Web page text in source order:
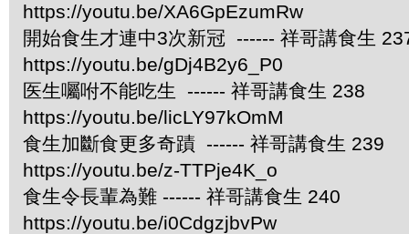
https://youtu.be/XA6GpEzumRw
開始食生才連中3次新冠 ------ 祥哥講食生
https://youtu.be/gDj4B2y6_P0
医生囑咐不能吃生 ------ 祥哥講食生 238
https://youtu.be/licLY97kOmM
食生加斷食更多奇蹟 ------ 祥哥講食生 239
https://youtu.be/z-TTPje4K_o
食生令長輩為難 ------ 祥哥講食生 240
https://youtu.be/i0CdgzjbvPw